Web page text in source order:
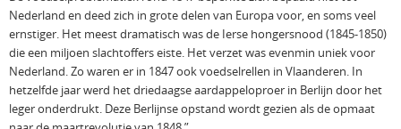
Nederland en deed zich in grote delen van Europa voor, en soms veel
ernstiger. Het meest dramatisch was de Ierse hongersnood (1845-1850)
die een miljoen slachtoffers eiste. Het verzet was evenmin uniek voor
Nederland. Zo waren er in 1847 ook voedselrellen in Vlaanderen. In
hetzelfde jaar werd het driedaagse aardappeloproer in Berlijn door het
leger onderdrukt. Deze Berlijnse opstand wordt gezien als de opmaat